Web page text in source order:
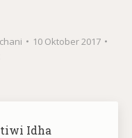
10 Oktober 2017
Idha